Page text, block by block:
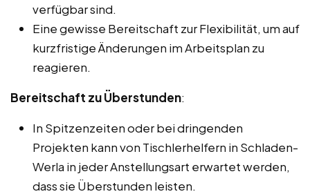
verfügbar sind.
Eine gewisse Bereitschaft zur Flexibilität, um auf
kurzfristige Änderungen im Arbeitsplan zu
reagieren.
Bereitschaft zu Überstunden:
In Spitzenzeiten oder bei dringenden
Projekten kann von Tischlerhelfern in Schladen-
Werla in jeder Anstellungsart erwartet werden,
dass sie Überstunden leisten.